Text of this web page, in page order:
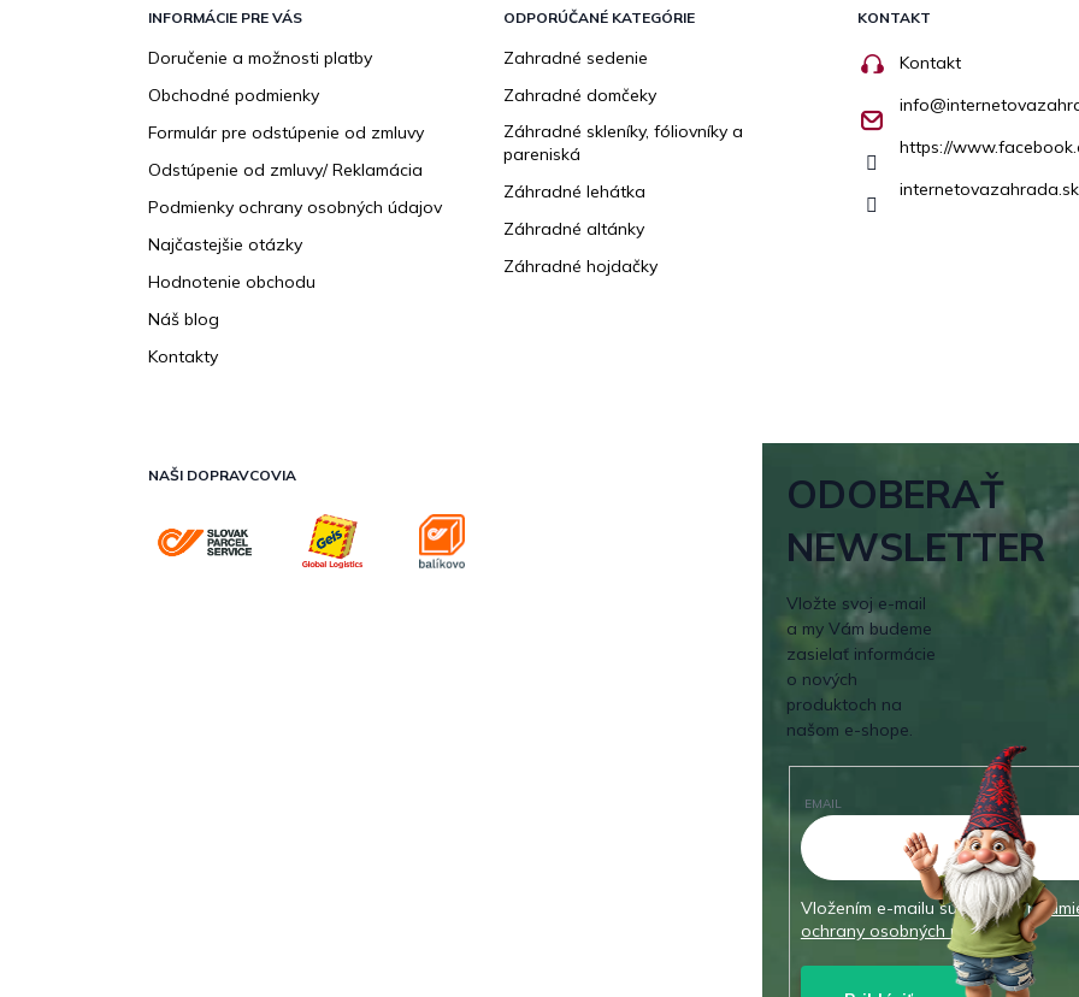
INFORMÁCIE PRE VÁS
Doručenie a možnosti platby
Obchodné podmienky
Formulár pre odstúpenie od zmluvy
Odstúpenie od zmluvy/ Reklamácia
Podmienky ochrany osobných údajov
Najčastejšie otázky
Hodnotenie obchodu
Náš blog
Kontakty
ODPORÚČANÉ KATEGÓRIE
Zahradné sedenie
Zahradné domčeky
Záhradné skleníky, fóliovníky a
pareniská
Záhradné lehátka
Záhradné altánky
Záhradné hojdačky
KONTAKT
Kontakt
info@
https://
internetovazahrada.sk
NAŠI DOPRAVCOVIA
ODOBERAŤ
NEWSLETTER
Vložte svoj e-mail
a my Vám budeme
zasielať informácie
o nových
produktoch na
našom e-shope.
EMAIL
Vložením e-mailu súhlasíte s
ochrany osobných údajov